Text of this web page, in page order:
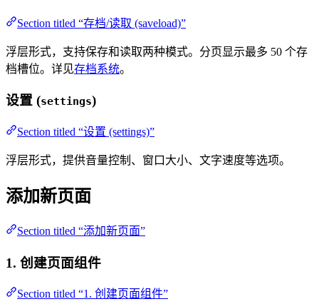
Section titled “存档/读取 (saveload)”
浮层形式，支持保存和读取两种模式。分页显示最多 50 个存
档槽位。详见存档系统。
设置 (settings)
Section titled “设置 (settings)”
浮层形式，提供音量控制、窗口大小、文字速度等选项。
添加新页面
Section titled “添加新页面”
1. 创建页面组件
Section titled “1. 创建页面组件”